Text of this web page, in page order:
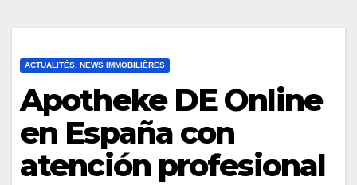
ACTUALITÉS, NEWS IMMOBILIÈRES
Apotheke DE Online
en España con
atención profesional